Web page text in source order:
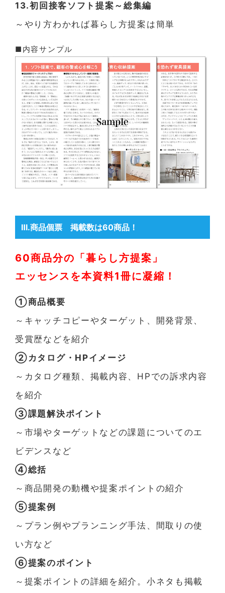
13.初回接客ソフト提案～総集編
～やり方わかれば暮らし方提案は簡単
■内容サンプル
Ⅲ.商品個票 掲載数は60商品！
60商品分の「暮らし方提案」
エッセンスを本資料1冊に凝縮！
①商品概要
～キャッチコピーやターゲット、開発背景、
受賞歴などを紹介
②カタログ・HPイメージ
～カタログ種類、掲載内容、HPでの訴求内容
を紹介
③課題解決ポイント
～市場やターゲットなどの課題についてのエ
ビデンスなど
④総括
～商品開発の動機や提案ポイントの紹介
⑤提案例
～プラン例やプランニング手法、間取りの使
い方など
⑥提案のポイント
～提案ポイントの詳細を紹介。小ネタも掲載